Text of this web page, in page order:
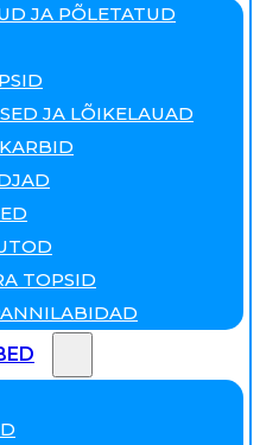
JA PÕLETATUD
JA LÕIKELAUAD
TOPSID